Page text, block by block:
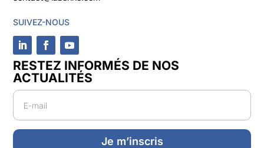
SUIVEZ-NOUS
RESTEZ INFORMÉS DE NOS
ACTUALITÉS
Newsletter
Je m’inscris